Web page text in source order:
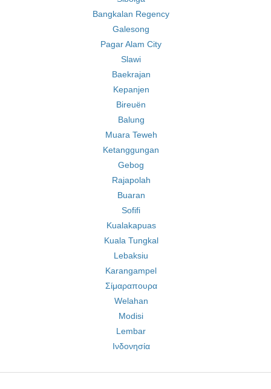
Bangkalan Regency
Galesong
Pagar Alam City
Slawi
Baekrajan
Kepanjen
Bireuën
Balung
Muara Teweh
Ketanggungan
Gebog
Rajapolah
Buaran
Sofifi
Kualakapuas
Kuala Tungkal
Lebaksiu
Karangampel
Σίμαραπουρα
Welahan
Modisi
Lembar
Ινδονησία